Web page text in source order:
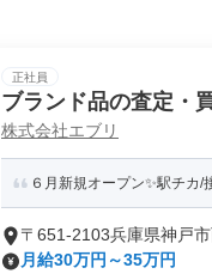
正社員
ブランド品の査定・
株式会社エブリ
６月新規オープン✨駅チカ/
〒651-2103兵庫県神戸
月給30万円～35万円